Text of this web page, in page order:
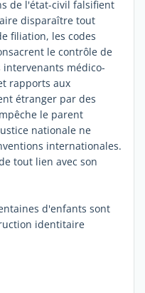
de l'état-civil falsifient
disparaître tout
filiation, les codes
le contrôle de
médico-
rapports aux
étranger par des
le parent
nationale ne
internationales.
tout lien avec son
d'enfants sont
identitaire